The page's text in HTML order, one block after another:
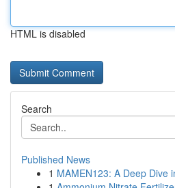
HTML is disabled
Search
Published News
1 MAMEN123: A Deep Dive